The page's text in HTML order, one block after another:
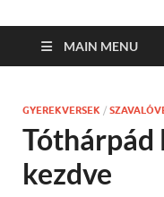
MAIN MENU
GYEREKVERSEK /
Tóthárpád
kezdve